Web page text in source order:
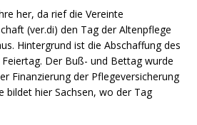
her, da rief die Vereinte
(ver.di) den Tag der Altenpflege
Hintergrund ist die Abschaffung des
Der Buß- und Bettag wurde
Finanzierung der Pflegeversicherung
bildet hier Sachsen, wo der Tag